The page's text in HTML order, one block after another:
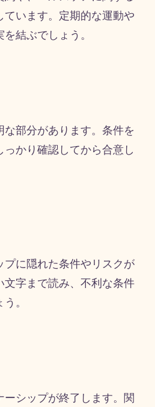
ています。定期的な運動や
結ぶでしょう。
部分があります。条件を
かり確認してから合意し
プに隠れた条件やリスクが
文字まで読み、不利な条件
。
シップが終了します。関